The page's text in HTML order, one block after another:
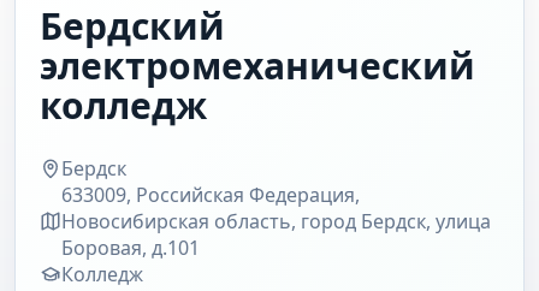
Бердский
электромеханический
колледж
Бердск
633009, Российская Федерация,
Новосибирская область, город Бердск, улица
Боровая, д.101
Колледж